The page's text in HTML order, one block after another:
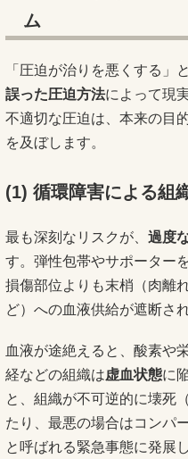
ム
「圧迫が治りを悪くする」
誤った圧迫方法によって現
不適切な圧迫は、本来の目
を及ぼします。
(1) 循環障害による組
最も深刻なリスクが、 過度
す。弾性包帯やサポーター
損傷部位よりも末梢（肉離
ど）への血液供給が遮断さ
血液が途絶えると、酸素や
経などの組織は虚血状態に
と、組織が不可逆的に壊死
たり、最悪の場合はコンパ
と呼ばれる緊急事態に発展